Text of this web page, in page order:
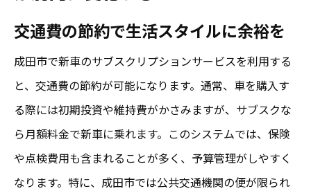
交通費の節約で生活スタイルに余裕を
成田市で新車のサブスクリプションサービスを利用する
と、交通費の節約が可能になります。通常、車を購入す
る際には初期投資や維持費がかさみますが、サブスクな
ら月額料金で新車に乗れます。このシステムでは、保険
や点検費用も含まれることが多く、予算管理がしやすく
なります。特に、成田市では公共交通機関の便が限られ